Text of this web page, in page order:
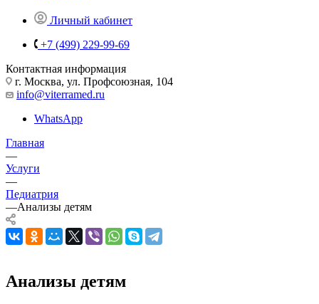
Личный кабинет
+7 (499) 229-99-69
Контактная информация
г. Москва, ул. Профсоюзная, 104
info@viterramed.ru
WhatsApp
Главная
—
Услуги
—
Педиатрия
—Анализы детям
Анализы детям